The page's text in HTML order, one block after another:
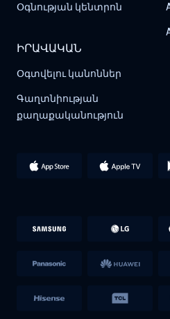
Օգնության կենտրոն
ԻՐԱՎԱԿԱՆ
Օգտվելու կանոններ
Գաղտնիության
քաղաքականություն